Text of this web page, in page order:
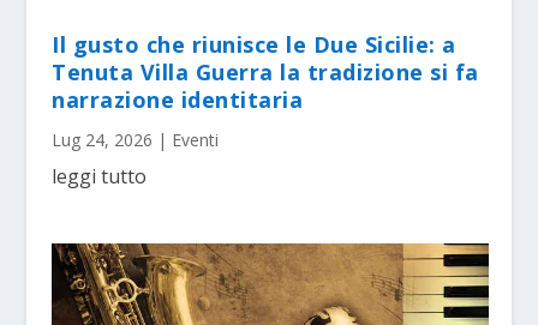
Il gusto che riunisce le Due Sicilie: a
Tenuta Villa Guerra la tradizione si fa
narrazione identitaria
Lug 24, 2026 | Eventi
leggi tutto